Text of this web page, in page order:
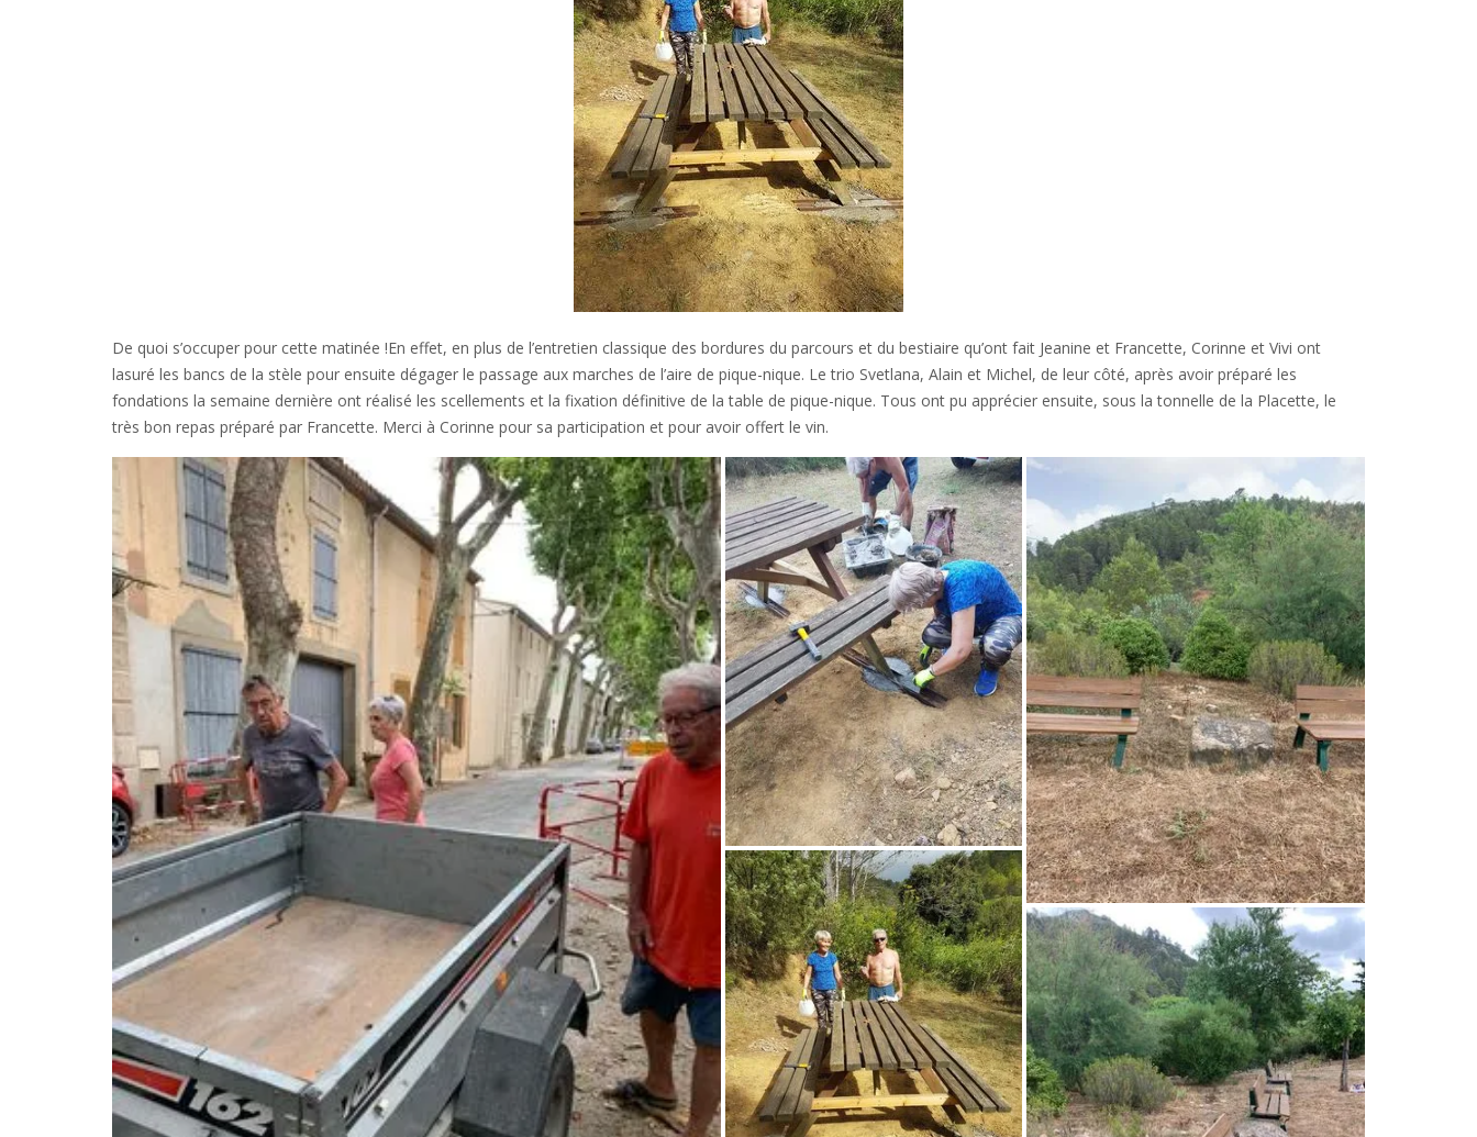
De quoi s’occuper pour cette matinée !En effet, en plus de l’entretien classique des bordures du parcours et du bestiaire qu’ont fait Jeanine et Francette, Corinne et Vivi ont
lasuré les bancs de la stèle pour ensuite dégager le passage aux marches de l’aire de pique-nique. Le trio Svetlana, Alain et Michel, de leur côté, après avoir préparé les
fondations la semaine dernière ont réalisé les scellements et la fixation définitive de la table de pique-nique. Tous ont pu apprécier ensuite, sous la tonnelle de la Placette, le
très bon repas préparé par Francette. Merci à Corinne pour sa participation et pour avoir offert le vin.